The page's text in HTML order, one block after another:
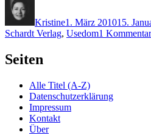
Kristine1. März 201015.
Schardt Verlag, Usedom1 Kommentar
Seiten
Alle Titel (A-Z)
Datenschutzerklärung
Impressum
Kontakt
Über